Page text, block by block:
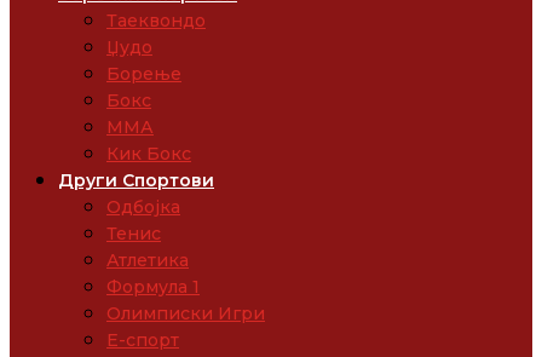
Таеквондо
Џудо
Борење
Бокс
ММА
Кик Бокс
Други Спортови
Одбојка
Тенис
Атлетика
Формула 1
Олимписки Игри
Е-спорт